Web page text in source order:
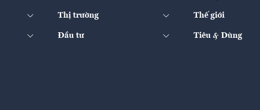
Thị trường Thế giới
Đầu tư Tiêu & Dùng